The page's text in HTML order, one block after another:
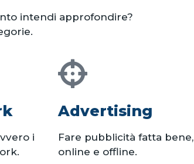
intendi approfondire?
i
Advertising
Fare pubblicità fatta bene,
online e offline.